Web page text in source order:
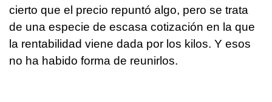
cierto que el precio repuntó algo, pero se trata
de una especie de escasa cotización en la que
la rentabilidad viene dada por los kilos. Y esos
no ha habido forma de reunirlos.